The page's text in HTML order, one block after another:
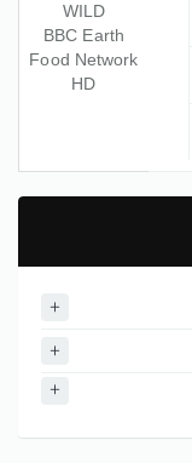
WILD
BBC Earth
Food Network
HD